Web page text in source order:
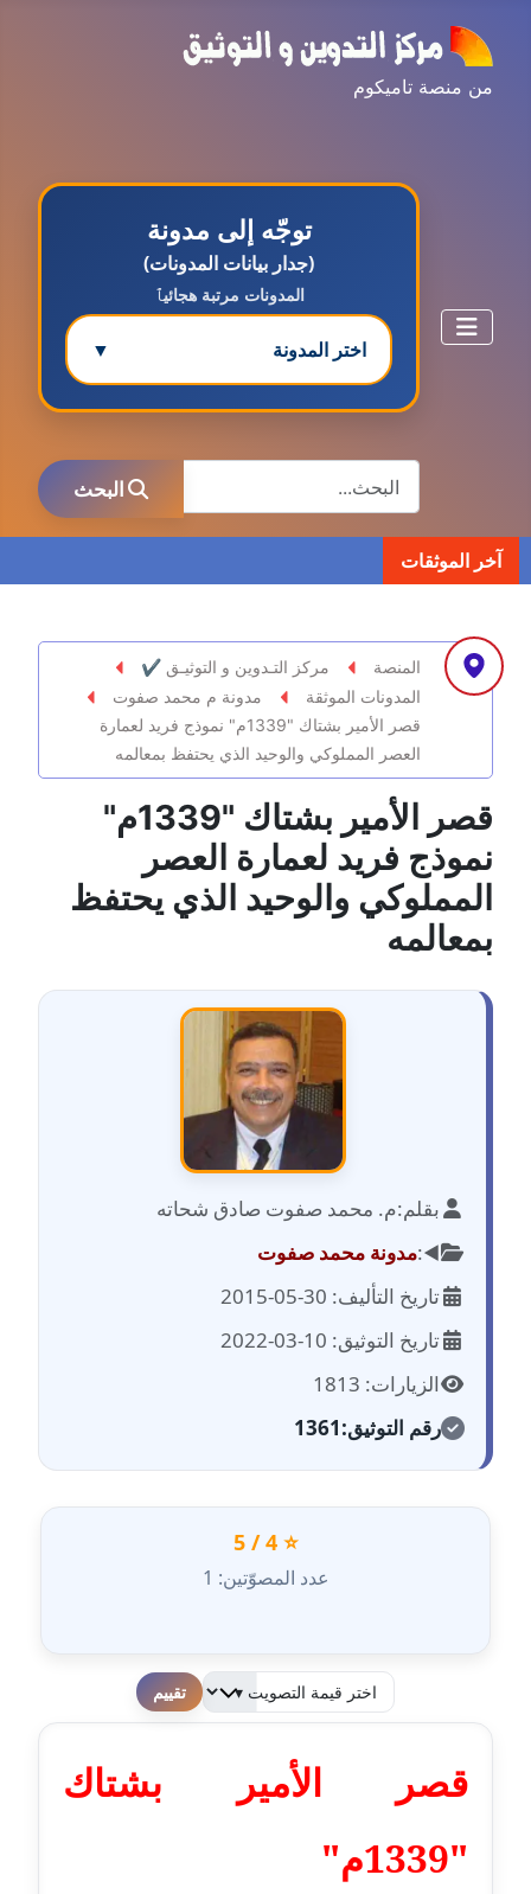
من منصة تاميكوم
توجّه إلى مدونة
(جدار بيانات المدونات)
المدونات مرتبة هجائيٱ
اختر المدونة ▼
مدونة ابراهيم البراعم
مدونة احمد ابراهيم
عاملة
مدونة أحمد أبو الدهب
عاملة
مدونة احمد البحيري
عاملة
مدونة احمد الحسيني
مدونة احمد زكريا
عاملة
مدونة أحمد سيد
عاملة
مدونة احمد شقليط
عاملة
مدونة أحمد عبد الفتاح
مدونة احمد كريدي
مدونة أحمد مليجي
عاملة
مدونة اريج الشرفا
مدونة اسراء كمال
عاملة
البحث
البحث
آخر الموثقات
المنصة
مركز التـدوين و التوثيـق ✔
المدونات الموثقة
مدونة م محمد صفوت
قصر الأمير بشتاك "1339م" نموذج فريد لعمارة
العصر المملوكي والوحيد الذي يحتفظ بمعالمه
قصر الأمير بشتاك "1339م"
نموذج فريد لعمارة العصر
المملوكي والوحيد الذي يحتفظ
بمعالمه
بقلم:م. محمد صفوت صادق شحاته
◀️:مدونة محمد صفوت
تاريخ التأليف: 30-05-2015
تاريخ التوثيق: 10-03-2022
الزيارات: 1813
رقم التوثيق:1361
⭐ 4 / 5
عدد المصوّتين: 1
لطفا قم بالتقييم
قصر الأمير بشتاك
"1339م"